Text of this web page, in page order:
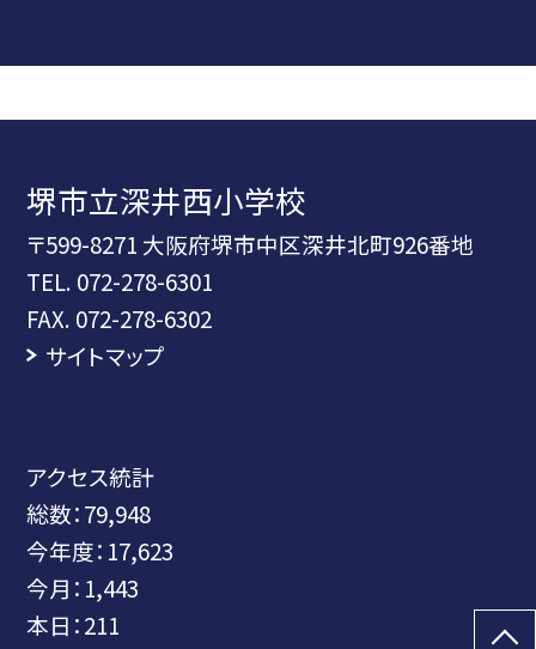
堺市立深井西小学校
〒599-8271 大阪府堺市中区深井北町926番地
TEL. 072-278-6301
FAX. 072-278-6302
サイトマップ
アクセス統計
総数：79,948
今年度： 17,623
今月： 1,443
本日：211